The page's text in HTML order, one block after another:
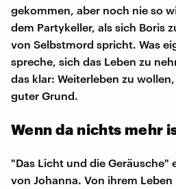
gekommen, aber noch nie so
dem Partykeller, als sich Boris
von Selbstmord spricht. Was
spreche, sich das Leben zu
das klar: Weiterleben zu
guter Grund.
Wenn da nichts mehr
"Das Licht und die Geräusche"
von Johanna. Von ihrem